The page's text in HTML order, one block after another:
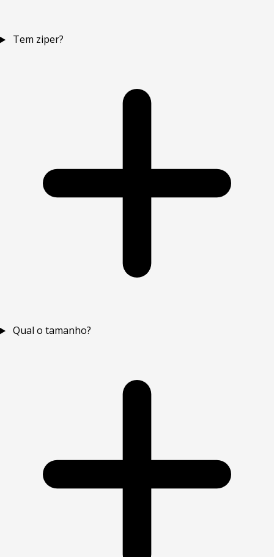
Tem ziper?
Qual o tamanho?